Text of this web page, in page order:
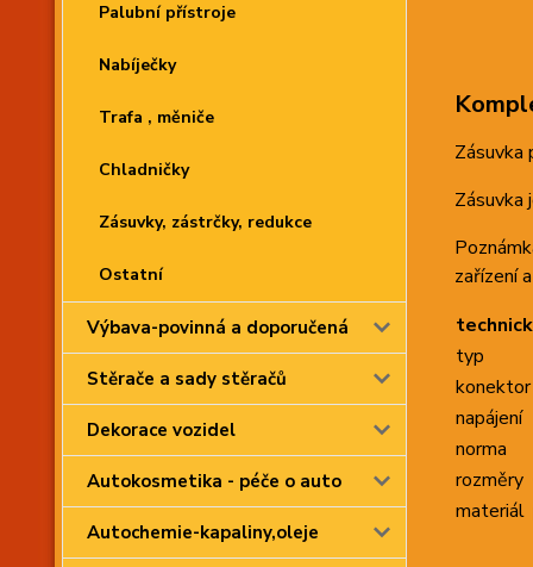
Palubní přístroje
Nabíječky
Trafa , měniče
Chladničky
Zásuvky, zástrčky, redukce
Ostatní
Výbava-povinná a doporučená
Stěrače a sady stěračů
Dekorace vozidel
Autokosmetika - péče o auto
Autochemie-kapaliny,oleje
Zásuvka
Zásuvka
zařízení
typ
konektor
napájení
norma
rozměry
materiál